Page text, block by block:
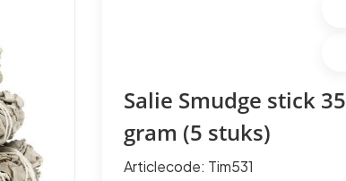
Salie Smudge stick 35
gram (5 stuks)
Articlecode: Tim531